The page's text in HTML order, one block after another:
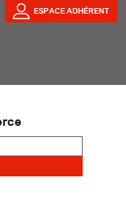
ESPACE ADHÉRENT